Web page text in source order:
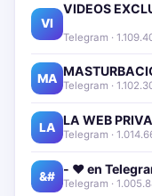
VI
VIDEOS
Telegram ·
MA Telegram ·
LA LA WEB
Telegram ·
&# - ❤️ en
Telegram ·